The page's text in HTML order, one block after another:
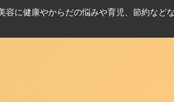
容に健康やからだの悩みや育児、節約など